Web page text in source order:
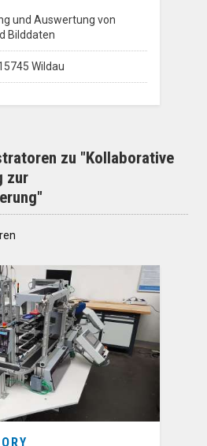
und Auswertung von
Bilddaten
Wildau
zu "Kollaborative
zur